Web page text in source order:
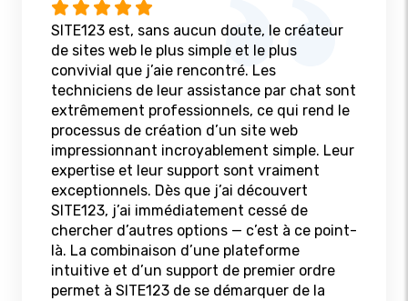
SITE123 est, sans aucun doute, le créateur
de sites web le plus simple et le plus
convivial que j’aie rencontré. Les
techniciens de leur assistance par chat sont
extrêmement professionnels, ce qui rend le
processus de création d’un site web
impressionnant incroyablement simple. Leur
expertise et leur support sont vraiment
exceptionnels. Dès que j’ai découvert
SITE123, j’ai immédiatement cessé de
chercher d’autres options — c’est à ce point-
là. La combinaison d’une plateforme
intuitive et d’un support de premier ordre
permet à SITE123 de se démarquer de la